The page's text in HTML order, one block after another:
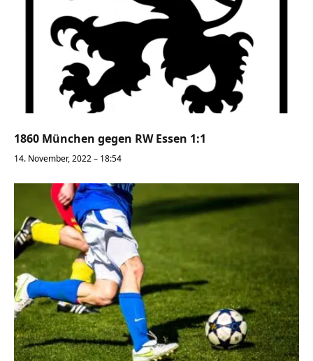
1860 München gegen RW Essen 1:1
14. November, 2022 – 18:54